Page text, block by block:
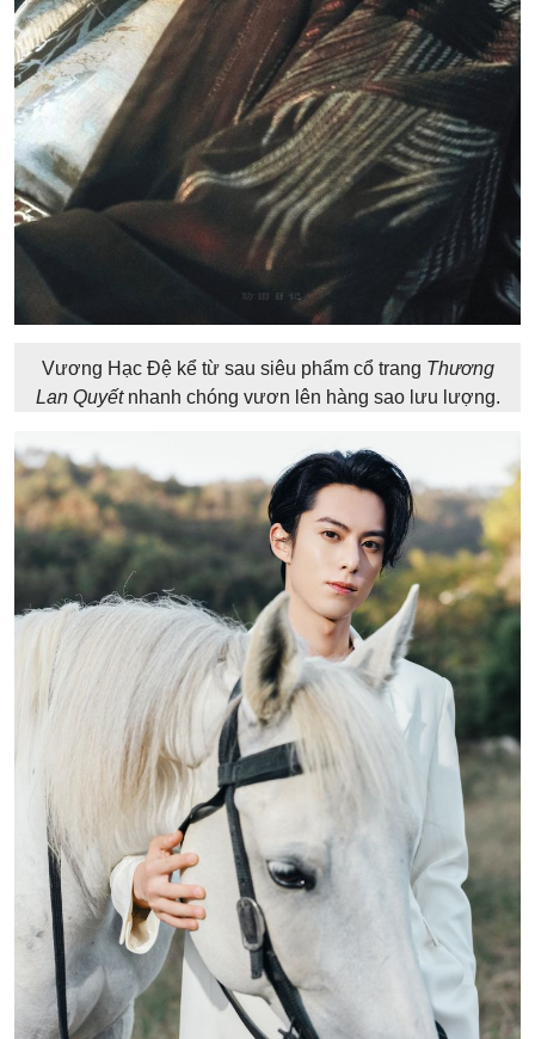
Vương Hạc Đệ kể từ sau siêu phẩm cổ trang Thương
Lan Quyếtnhanh chóng vươn lên hàng sao lưu lượng.